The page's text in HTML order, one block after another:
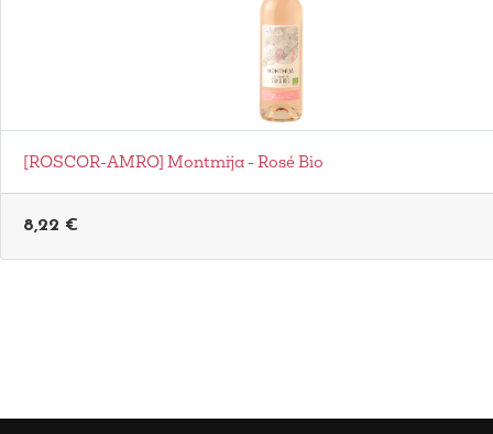
[ROSCOR-AMRO] Montmija - Rosé Bio
8,22 €